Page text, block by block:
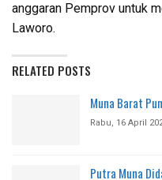
anggaran Pemprov untuk
Laworo.
RELATED POSTS
Muna Barat
Rabu, 16 April
Putra Muna